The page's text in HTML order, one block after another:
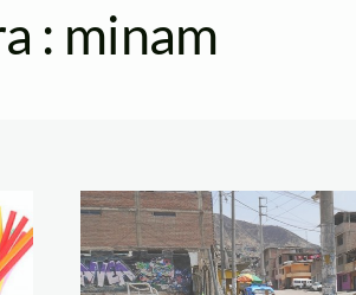
: minam